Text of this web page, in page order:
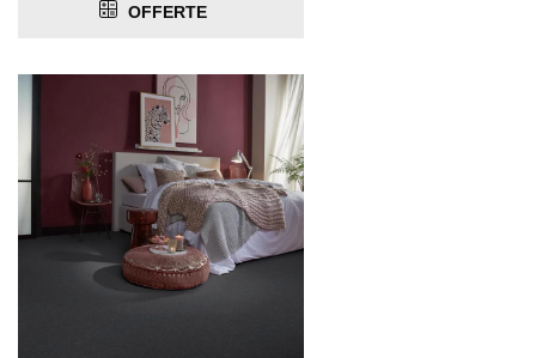
OFFERTE